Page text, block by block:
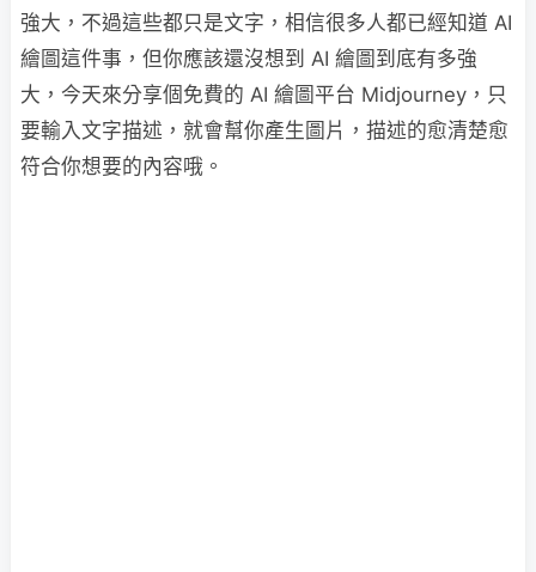
強大，不過這些都只是文字，相信很多人都已經知道 AI
繪圖這件事，但你應該還沒想到 AI 繪圖到底有多強
大，今天來分享個免費的 AI 繪圖平台 Midjourney，只
要輸入文字描述，就會幫你產生圖片，描述的愈清楚愈
符合你想要的內容哦。